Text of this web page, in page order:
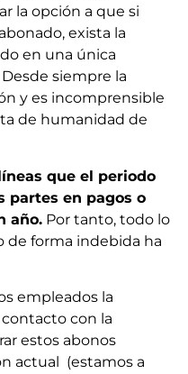
la opción a que si
exista la
en una única
siempre la
y es incomprensible
de humanidad de
que el periodo
partes en pagos o
año. Por tanto, todo lo
de forma indebida ha
empleados la
con la
estos abonos
actual (estamos a